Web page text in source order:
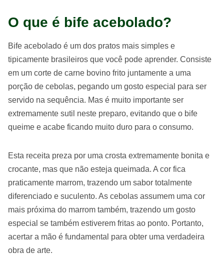
O que é bife acebolado?
Bife acebolado é um dos pratos mais simples e
tipicamente brasileiros que você pode aprender. Consiste
em um corte de carne bovino frito juntamente a uma
porção de cebolas, pegando um gosto especial para ser
servido na sequência. Mas é muito importante ser
extremamente sutil neste preparo, evitando que o bife
queime e acabe ficando muito duro para o consumo.
Esta receita preza por uma crosta extremamente bonita e
crocante, mas que não esteja queimada. A cor fica
praticamente marrom, trazendo um sabor totalmente
diferenciado e suculento. As cebolas assumem uma cor
mais próxima do marrom também, trazendo um gosto
especial se também estiverem fritas ao ponto. Portanto,
acertar a mão é fundamental para obter uma verdadeira
obra de arte.